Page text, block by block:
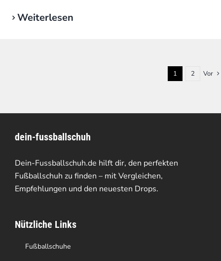
Weiterlesen
1 2 Vor
dein-fussballschuh
Dein-Fussballschuh.de hilft dir, den perfekten
Fußballschuh zu finden – mit Vergleichen,
Empfehlungen und den neuesten Drops.
Nützliche Links
Fußballschuhe